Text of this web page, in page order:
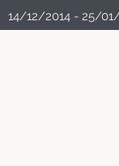
14/12/2014 - 25/